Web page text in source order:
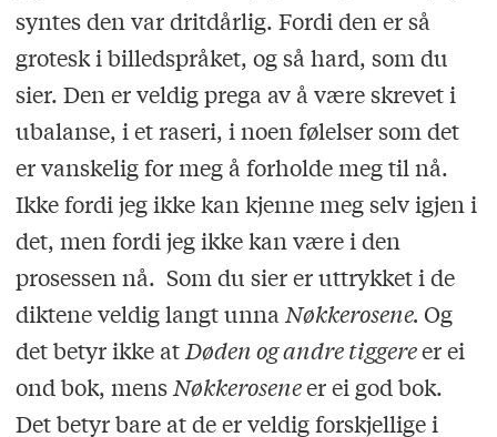
syntes den var dritdårlig. Fordi den er så
grotesk i billedspråket, og så hard, som du
sier. Den er veldig prega av å være skrevet i
ubalanse, i et raseri, i noen følelser som det
er vanskelig for meg å forholde meg til nå.
Ikke fordi jeg ikke kan kjenne meg selv igjen i
det, men fordi jeg ikke kan være i den
prosessen nå. Som du sier er uttrykket i de
diktene veldig langt unna Nøkkerosene. Og
det betyr ikke at Døden og andre tiggereer ei
ond bok, mens Nøkkeroseneer ei god bok.
Det betyr bare at de er veldig forskjellige i